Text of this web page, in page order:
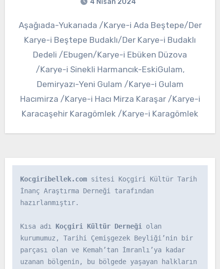
4 Nisan 2024
Aşağıada-Yukarıada /Karye-i Ada Beştepe/Der
Karye-i Beştepe Budaklı/Der Karye-i Budaklı
Dedeli /Ebugen/Karye-i Ebüken Düzova
/Karye-i Sinekli Harmancık-EskiGulam,
Demiryazı-Yeni Gulam /Karye-i Gulam
Hacımirza /Karye-i Hacı Mirza Karaşar /Karye-i
Karacaşehir Karagömlek /Karye-i Karagömlek
Kocgiribellek.com sitesi Koçgiri Kültür Tarih
İnanç Araştırma Derneği tarafından
hazırlanmıştır.
Kısa adı Koçgiri Kültür Derneği olan
kurumumuz, Tarihi Çemişgezek Beyliği’nin bir
parçası olan ve Kemah’tan İmranlı’ya kadar
uzanan bölgenin, bu bölgede yaşayan halkların